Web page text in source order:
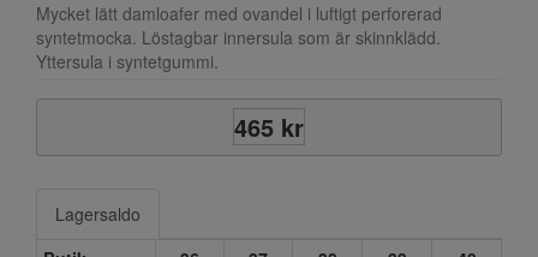
Mycket lätt damloafer med ovandel i luftigt perforerad
syntetmocka. Löstagbar innersula som är skinnklädd.
Yttersula i syntetgummi.
465 kr
Lagersaldo